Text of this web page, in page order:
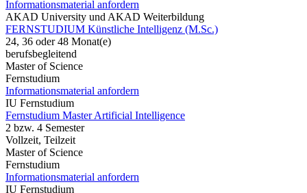
Informationsmaterial anfordern
AKAD University und AKAD Weiterbildung
FERNSTUDIUM Künstliche Intelligenz (M.Sc.)
24, 36 oder 48 Monat(e)
berufsbegleitend
Master of Science
Fernstudium
Informationsmaterial anfordern
IU Fernstudium
Fernstudium Master Artificial Intelligence
2 bzw. 4 Semester
Vollzeit, Teilzeit
Master of Science
Fernstudium
Informationsmaterial anfordern
IU Fernstudium